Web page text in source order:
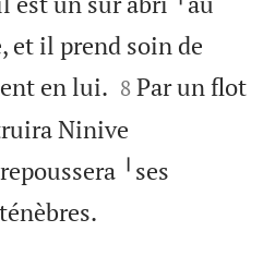
et il prend soin de
en lui. 

8 Par un flot
Ninive
╵ses